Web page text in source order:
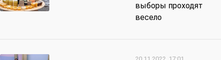
выборы проходят
весело